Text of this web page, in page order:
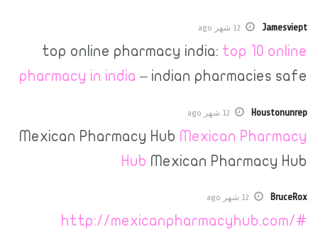
12 شهر ago
top online pharmacy india:top
pharmacy in india – indian
12 شهر ago
Mexican Pharmacy Hub Mexican
Hub Mexican
12 شهر ago
http://